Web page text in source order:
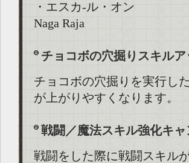
・エスカ-ル・オン
Naga Raja
チョコボの穴掘りスキル
チョコボの穴掘りを実行し
が上がりやすくなります。
戦闘／魔法スキル強化キャ
戦闘をした際に戦闘スキル